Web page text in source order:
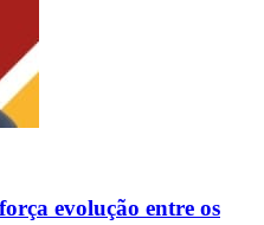
evolução entre os